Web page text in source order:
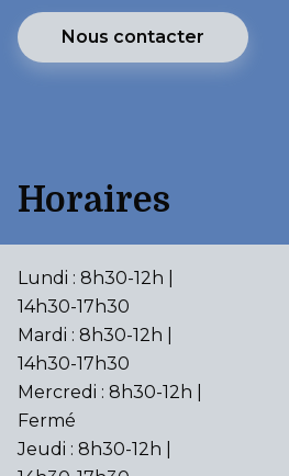
Nous contacter
Horaires
Lundi : 8h30-12h |
14h30-17h30
Mardi : 8h30-12h |
14h30-17h30
Mercredi : 8h30-12h |
Fermé
Jeudi : 8h30-12h |